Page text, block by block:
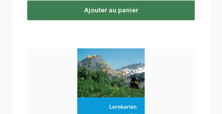
Ajouter au panier